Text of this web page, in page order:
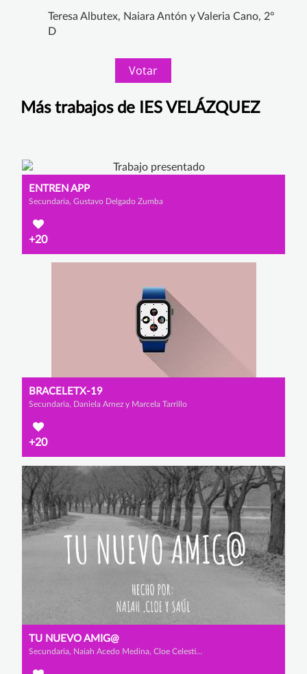
Teresa Albutex, Naiara Antón y Valeria Cano, 2º
D
Votar
Más trabajos de IES VELÁZQUEZ
ENTREN APP
Secundaria, Gustavo Delgado Zumba
+20
BRACELETX-19
Secundaria, Daniela Arnez y Marcela Tarrillo
+20
TU NUEVO AMIG@
Secundaria, Naiah Acedo Medina, Cloe Celestino de la Cruz Cobo de Guzmán y Saúl Muñoz Seoane